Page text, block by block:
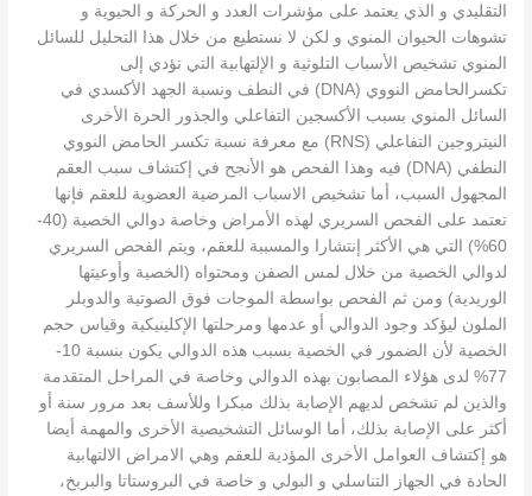
التقليدي و الذي يعتمد على مؤشرات العدد و الحركة و الحيوية و
تشوهات الحيوان المنوي و لكن لا نستطيع من خلال هذا التحليل للسائل
المنوي تشخيص الأسباب التلوثية و الإلتهابية التي تؤدي إلى
تكسرالحامض النووي (DNA) في النطف ونسبة الجهد الأكسدي في
السائل المنوي بسبب الأكسجين التفاعلي والجذور الحرة الأخرى
النيتروجين التفاعلي (RNS) مع معرفة نسبة تكسر الحامض النووي
النطفي (DNA) فيه وهذا الفحص هو الأنجح في إكتشاف سبب العقم
المجهول السبب، أما تشخيص الاسباب المرضية العضوية للعقم فإنها
تعتمد على الفحص السريري لهذه الأمراض وخاصة دوالي الخصية (40-
60%) التي هي الأكثر إنتشارا والمسببة للعقم، ويتم الفحص السريري
لدوالي الخصية من خلال لمس الصفن ومحتواه (الخصية وأوعيتها
الوريدية) ومن ثم الفحص بواسطة الموجات فوق الصوتية والدوبلر
الملون ليؤكد وجود الدوالي أو عدمها ومرحلتها الإكلينيكية وقياس حجم
الخصية لأن الضمور في الخصية بسبب هذه الدوالي يكون بنسبة 10-
77% لدى هؤلاء المصابون بهذه الدوالي وخاصة في المراحل المتقدمة
والذين لم تشخص لديهم الإصابة بذلك مبكرا وللأسف بعد مرور سنة أو
أكثر على الإصابة بذلك، أما الوسائل التشخيصية الأخرى والمهمة أيضا
هو إكتشاف العوامل الأخرى المؤدية للعقم وهي الامراض الالتهابية
الحادة في الجهاز التناسلي و البولي و خاصة في البروستاتا والبربخ،